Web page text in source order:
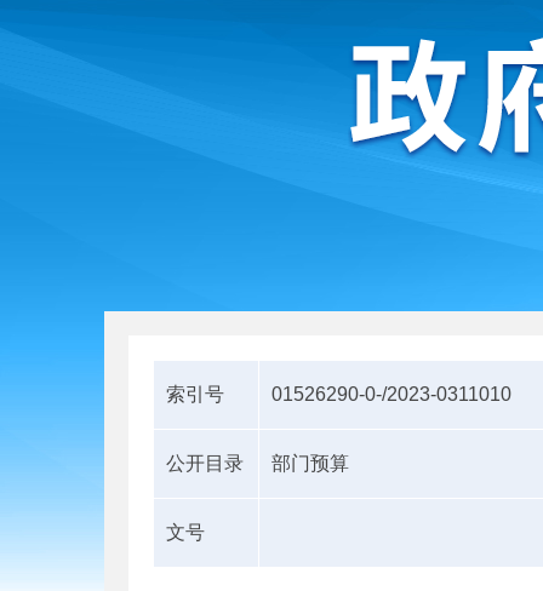
索引号 01526290-0-/2023-0311010
公开目录 部门预算
文号